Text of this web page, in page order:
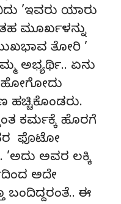
’ಇವರು ಯಾರು
ಮೂರ್ಖಳನ್ನು
ತೋರಿ ’
ಅಭ್ಯರ್ಥಿ.. ಏನು
ಹೋಗೋದು
ಹಚ್ಚಿಕೊಂಡರು.
ಕರ್ಮಕ್ಕೆ ಹೊರಗೆ
ಫೊಟೋ
’ಅದು ಅವರ ಲಕ್ಕಿ
ಅದೇ
ಬಂದಿದ್ದರಂತೆ.. ಈ